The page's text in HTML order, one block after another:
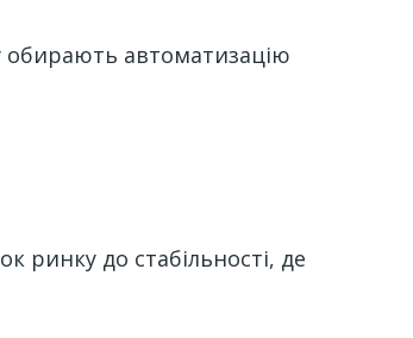
обирають автоматизацію
ринку до стабільності, де